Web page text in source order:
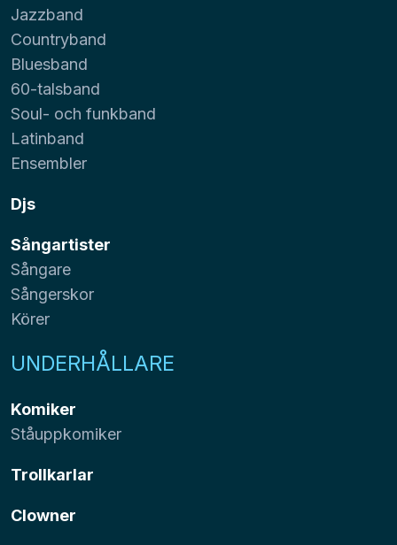
Jazzband
Countryband
Bluesband
60-talsband
Soul- och funkband
Latinband
Ensembler
Djs
Sångartister
Sångare
Sångerskor
Körer
UNDERHÅLLARE
Komiker
Ståuppkomiker
Trollkarlar
Clowner